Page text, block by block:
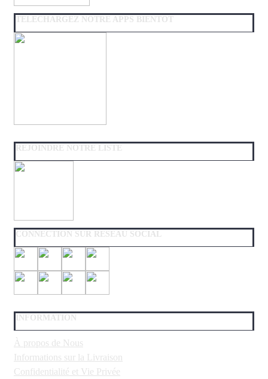
TELECHARGEZ NOTRE APPS BIENTOT
REJOINDRE NOTRE LISTE
CONNECTION SUR RESEAU SOCIAL
INFORMATION
À propos de Nous
Informations sur la Livraison
Confidentialité et Vie Privée